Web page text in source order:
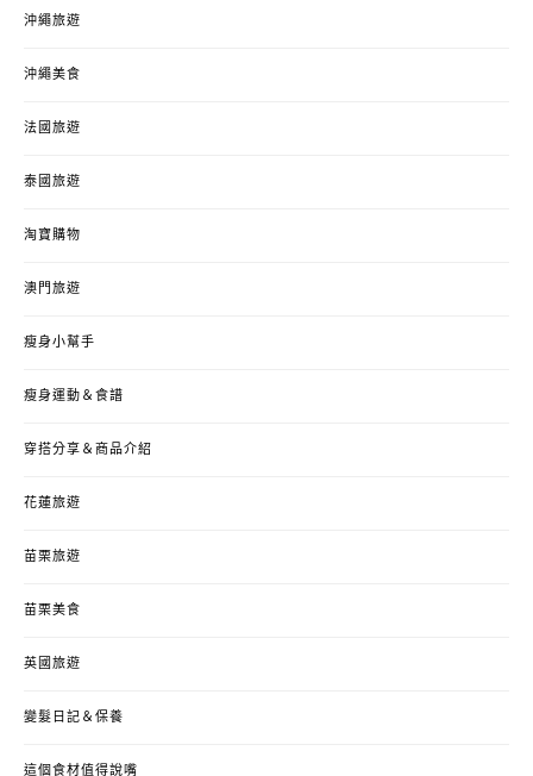
沖繩旅遊
沖繩美食
法國旅遊
泰國旅遊
淘寶購物
澳門旅遊
瘦身小幫手
瘦身運動＆食譜
穿搭分享＆商品介紹
花蓮旅遊
苗栗旅遊
苗栗美食
英國旅遊
變髮日記＆保養
這個食材值得說嘴